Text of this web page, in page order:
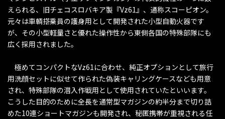
えられる、旧チェコスロバキア製『Vz61』、通称スコーピオン。
元々は車輌搭乗員の護身用として開発された小型自動火器です
が、その小型軽量さと優れた操作性から東側各国の特殊部隊にも
広く採用されました。
極めてコンパクトなVz61に合わせ、純正オプションとして旅行
用洗顔セットに似せて作られた偽装キャリングケースなども用意
され、特殊部隊の潜入作戦用として使用されていたといいます。
こうした目的のために全長を通常型マガジンの約半分まで切り詰
めた10連ショートマガジンも開発され、秘匿携帯が重視される任